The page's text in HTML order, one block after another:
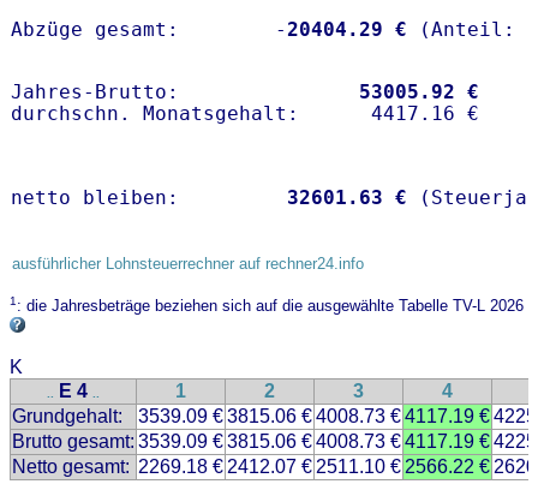
Abzüge gesamt:        -20404.29 €
Jahres-Brutto: 53005.92 €
netto bleiben: 32601.63 €
ausführlicher Lohnsteuerrechner auf rechner24.info
1: die Jahresbeträge beziehen sich auf die ausgewählte Tabelle TV-L 2026
K
.. E 4 .. 1 2 3 4
Grundgehalt:
3539.09 €3815.06 €4008.73 €4117.19 €
Brutto gesamt: 3539.09 €3815.06 €4008.73 €4117.19 €
Netto gesamt: 2269.18 € 2412.07 € 2511.10 € 2566.22 €